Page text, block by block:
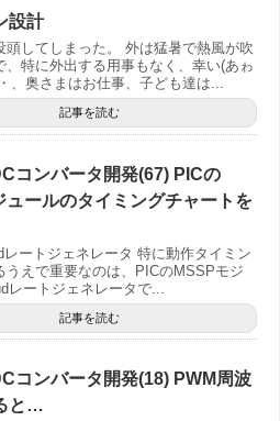
設計
頭してしまった。 外は猛暑で熱風が吹
、特に外出する用事もなく、幸い(あゎ
、奥さまはお仕事、子ども達は...
記事を読む
コンバータ開発(67) PICの
ュールのタイミングチャートを
レートジェネレータ 特に動作タイミン
うえで重要なのは、PICのMSSPモジ
レートジェネレータで...
記事を読む
コンバータ開発(18) PWM周波
と…